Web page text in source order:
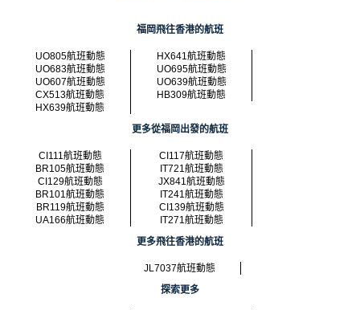
福岡飛往香港的航班
UO805航班動態
HX641航班動態
UO683航班動態
UO695航班動態
UO607航班動態
UO639航班動態
CX513航班動態
HB309航班動態
HX639航班動態
更多從福岡出發的航班
CI111航班動態
CI117航班動態
BR105航班動態
IT721航班動態
CI129航班動態
JX841航班動態
BR101航班動態
IT241航班動態
BR119航班動態
CI139航班動態
UA166航班動態
IT271航班動態
更多飛往香港的航班
JL7037航班動態
探索更多